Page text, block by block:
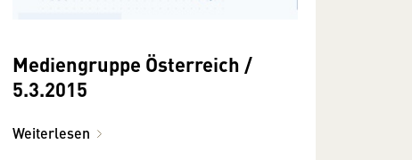
Mediengruppe Österreich /
5.3.2015
Weiterlesen